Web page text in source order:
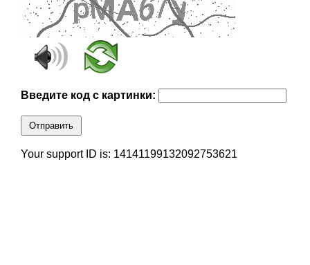
Введите код с картинки:
Отправить
Your support ID is: 14141199132092753621